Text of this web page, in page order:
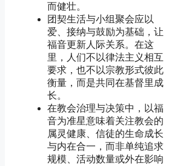
而健壮。
团契生活与小组聚会应以
爱、接纳与鼓励为基础，让
福音更新人际关系。在这
里，人们不以律法主义相互
要求，也不以宗教形式彼此
衡量，而是共同在基督里成
长。
在教会治理与决策中，以福
音为准星意味着关注教会的
属灵健康、信徒的生命成长
与内在合一，而非单纯追求
规模、活动数量或外在影响